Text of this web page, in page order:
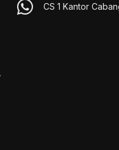
CS 1 Kantor